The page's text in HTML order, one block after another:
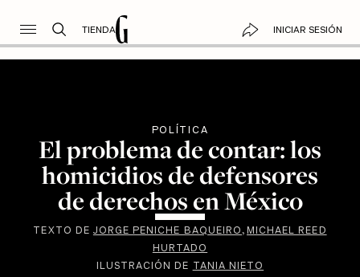
TIENDA INICIAR SESIÓN
POLÍTICA
El problema de contar: los
homicidios de defensores
de derechos en México
TEXTO DE JORGE PENICHE BAQUEIRO MICHAEL REED
HURTADO
ILUSTRACIÓN DE TANIA NIETO